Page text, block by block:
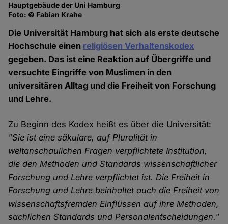
Hauptgebäude der Uni Hamburg
Foto: © Fabian Krahe
Die Universität Hamburg hat sich als erste deutsche
Hochschule einen religiösen Verhaltenskodex
gegeben. Das ist eine Reaktion auf Übergriffe und
versuchte Eingriffe von Muslimen in den
universitären Alltag und die Freiheit von Forschung
und Lehre.
Zu Beginn des Kodex heißt es über die Universität:
"Sie ist eine säkulare, auf Pluralität in
weltanschaulichen Fragen verpflichtete Institution,
die den Methoden und Standards wissenschaftlicher
Forschung und Lehre verpflichtet ist. Die Freiheit in
Forschung und Lehre beinhaltet auch die Freiheit von
wissenschaftsfremden Einflüssen auf ihre Methoden,
sachlichen Standards und Personalentscheidungen."